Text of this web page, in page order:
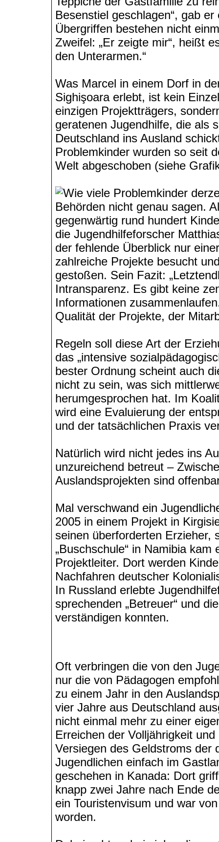
Besenstiel geschlagen“, gab
Übergriffen bestehen nicht
Zweifel: „Er zeigte mir“, heißt
den Unterarmen.“
Was Marcel in einem Dorf in
Sighişoara erlebt, ist kein
einzigen Projektträgers,
geratenen Jugendhilfe, die als
Deutschland ins Ausland
Problemkinder wurden so seit
Welt abgeschoben (siehe
Wie viele Problemkinder
Behörden nicht genau sagen.
gegenwärtig rund hundert
die Jugendhilfeforscher
der fehlende Überblick nur
zahlreiche Projekte besucht
gestoßen. Sein Fazit:
Intransparenz. Es gibt keine
Informationen
Qualität der Projekte, der
Regeln soll diese Art der
das „intensive
bester Ordnung scheint auch
nicht zu sein, was sich
herumgesprochen hat. Im
wird eine Evaluierung der
und der tatsächlichen Praxis
Natürlich wird nicht jedes ins
unzureichend betreut –
Auslandsprojekten sind
Mal verschwand ein
2005 in einem Projekt in
seinen überforderten Erzieher,
„Buschschule“ in Namibia
Projektleiter. Dort werden
Nachfahren deutscher
In Russland erlebte
sprechenden „Betreuer“ und
verständigen konnten.
Oft verbringen die von den
nur die von Pädagogen
zu einem Jahr in den
vier Jahre aus Deutschland
nicht einmal mehr zu einer
Erreichen der Volljährigkeit
Versiegen des Geldstroms der
Jugendlichen einfach im
geschehen in Kanada: Dort
knapp zwei Jahre nach Ende
ein Touristenvisum und war
worden.